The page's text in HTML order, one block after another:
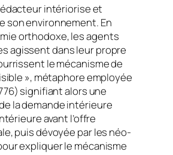
intériorise et
son environnement. En
orthodoxe, les agents
agissent dans leur propre
le mécanisme de
», métaphore employée
signifiant alors une
la demande intérieure
avant l’offre
puis dévoyée par les néo-
expliquer le mécanisme